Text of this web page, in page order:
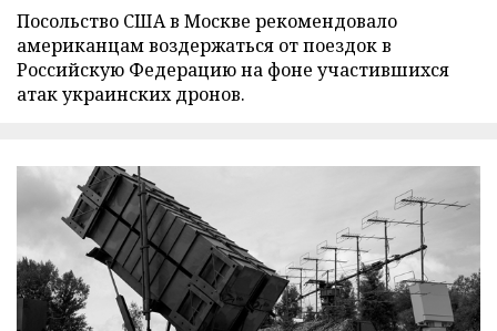
Посольство США в Москве рекомендовало
американцам воздержаться от поездок в
Российскую Федерацию на фоне участившихся
атак украинских дронов.